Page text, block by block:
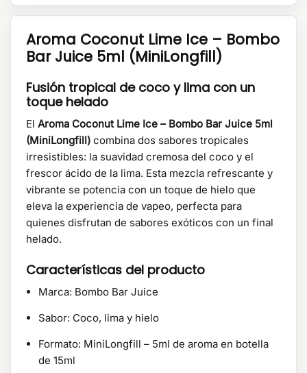
Aroma Coconut Lime Ice – Bombo
Bar Juice 5ml (MiniLongfill)
Fusión tropical de coco y lima con un
toque helado
El Aroma Coconut Lime Ice – Bombo Bar Juice 5ml
(MiniLongfill) combina dos sabores tropicales
irresistibles: la suavidad cremosa del coco y el
frescor ácido de la lima. Esta mezcla refrescante y
vibrante se potencia con un toque de hielo que
eleva la experiencia de vapeo, perfecta para
quienes disfrutan de sabores exóticos con un final
helado.
Características del producto
Marca: Bombo Bar Juice
Sabor: Coco, lima y hielo
Formato: MiniLongfill – 5ml de aroma en botella
de 15ml